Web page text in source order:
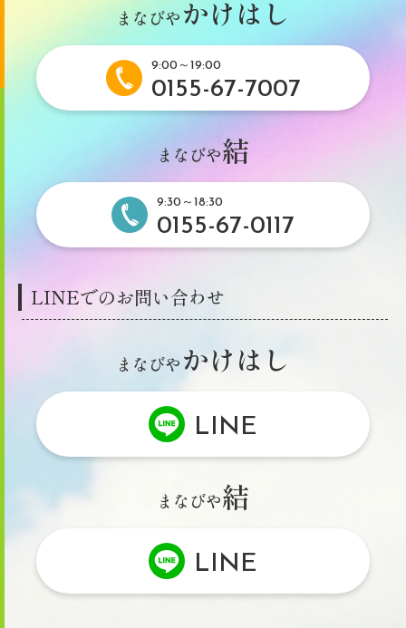
まなびやかけはし
9:00～19:00
0155-67-7007
まなびや結
9:30～18:30
0155-67-0117
LINEでのお問い合わせ
まなびやかけはし
LINE
まなびや結
LINE